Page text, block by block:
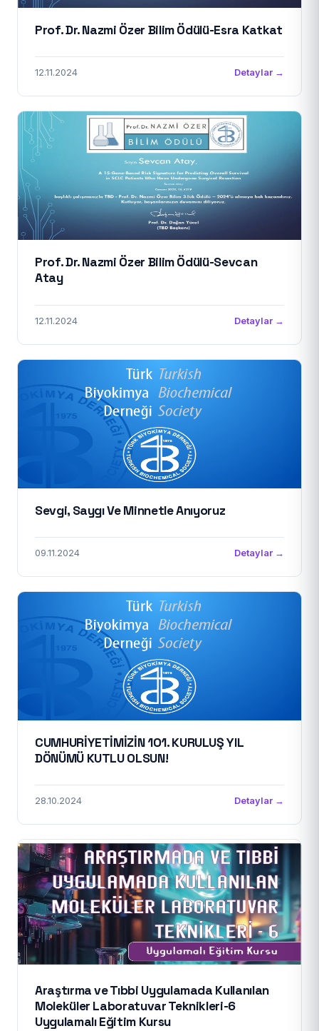
Prof. Dr. Nazmi Özer Bilim Ödülü-Esra Katkat
12.11.2024 Detaylar →
Prof. Dr. Nazmi Özer Bilim Ödülü-Sevcan
Atay
12.11.2024 Detaylar →
Sevgi, Saygı Ve Minnetle Anıyoruz
09.11.2024 Detaylar →
CUMHURİYETİMİZİN 101. KURULUŞ YIL
DÖNÜMÜ KUTLU OLSUN!
28.10.2024 Detaylar →
Araştırma ve Tıbbi Uygulamada Kullanılan
Moleküler Laboratuvar Teknikleri-6
Uygulamalı Eğitim Kursu